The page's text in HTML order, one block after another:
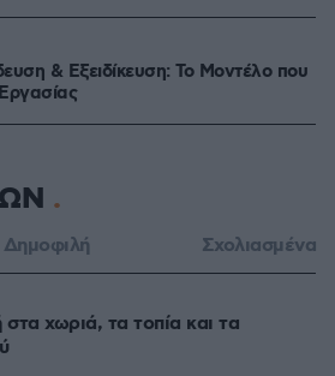
& Εξειδίκευση: Το Mοντέλο που
Δημοφιλή Σχολιασμένα
χωριά, τα τοπία και τα